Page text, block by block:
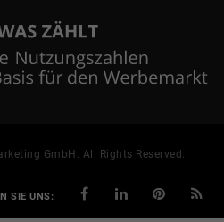
GmbH. All Rights Reserved.
SIE UNS: